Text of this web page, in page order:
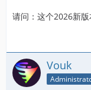
请问：这个2026新
Vouk